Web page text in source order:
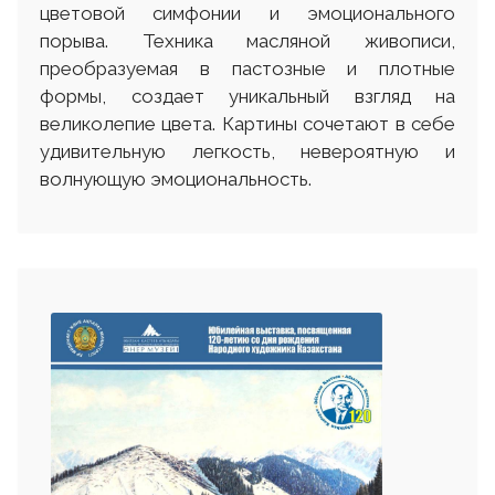
цветовой симфонии и эмоционального
порыва. Техника масляной живописи,
преобразуемая в пастозные и плотные
формы, создает уникальный взгляд на
великолепие цвета. Картины сочетают в себе
удивительную легкость, невероятную и
волнующую эмоциональность.